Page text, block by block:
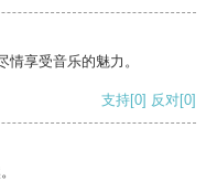
享受音乐的魅力。
支持[0] 反对[0]